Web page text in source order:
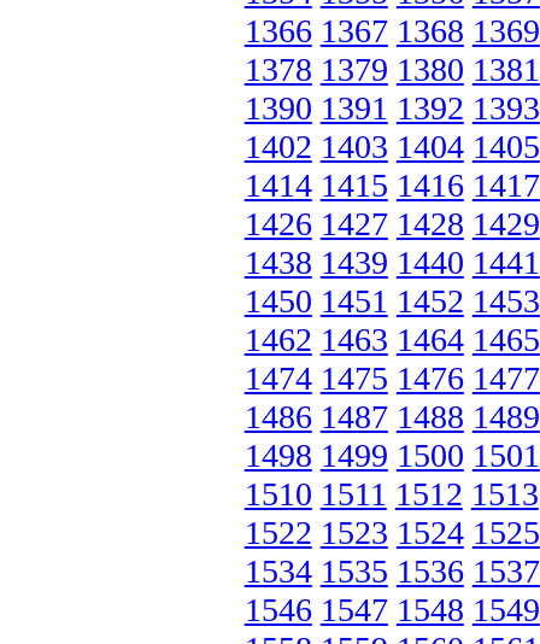
1366 1367 1368 1369
1378 1379 1380 1381
1390 1391 1392 1393
1402 1403 1404 1405
1414 1415 1416 1417
1426 1427 1428 1429
1438 1439 1440 1441
1450 1451 1452 1453
1462 1463 1464 1465
1474 1475 1476 1477
1486 1487 1488 1489
1498 1499 1500 1501
1510 1511 1512 1513
1522 1523 1524 1525
1534 1535 1536 1537
1546 1547 1548 1549